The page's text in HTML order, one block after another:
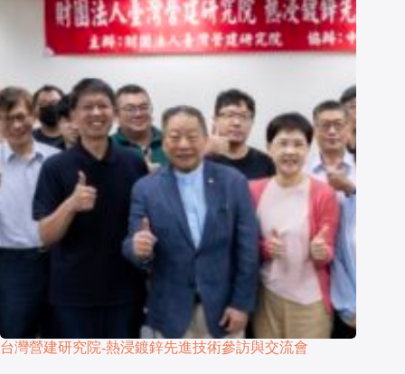
台灣營建研究院-熱浸鍍鋅先進技術參訪與交流會